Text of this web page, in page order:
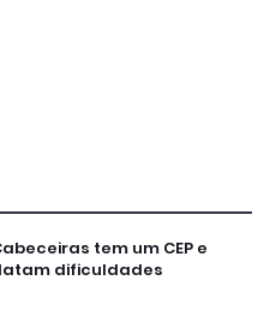
tem um CEP e
dificuldades